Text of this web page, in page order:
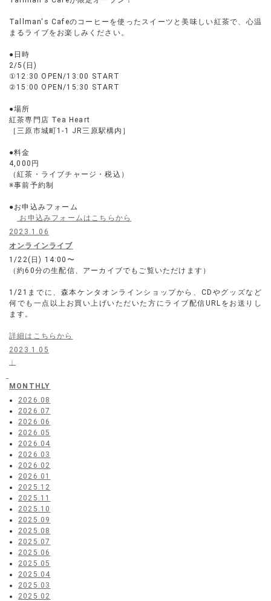
Tallman's Cafeのコーヒーを使ったスイーツと美味しい紅茶で、心温
まるライブをお楽しみください。
●日時
2/5(日)
①12:30 OPEN/13:00 START
②15:00 OPEN/15:30 START
●場所
紅茶専門店 Tea Heart
［三原市城町1-1 JR三原駅構内］
●料金
4,000円
（紅茶・ライブチャージ・税込）
※事前予約制
●お申込みフォーム
お申込みフォームはこちらから
2023.1.06
オンラインライブ
1/22(日) 14:00〜
（約60分の生配信、アーカイブでもご覧いただけます）
1/21までに、森本ケンタオンラインショップから、CDやグッズなど
何でも一点以上お買い上げいただいた方にライブ配信URLをお送りし
ます。
詳細はこちらから
2023.1.05
｜
MONTHLY
2026.08
2026.07
2026.06
2026.05
2026.04
2026.03
2026.02
2026.01
2025.12
2025.11
2025.10
2025.09
2025.08
2025.07
2025.06
2025.05
2025.04
2025.03
2025.02